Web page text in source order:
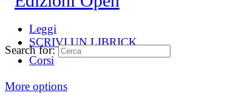
Leggi
SCRIVI UN LIBRICK
Corsi
More options
Search for: